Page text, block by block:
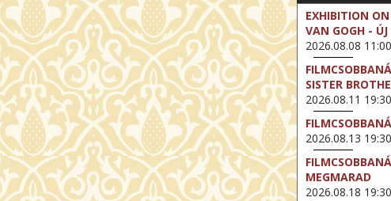
EXHIBITION
VAN GOGH -
2026.08.08
SISTER
2026.08.11
2026.08.13
MEGMARAD
2026.08.18